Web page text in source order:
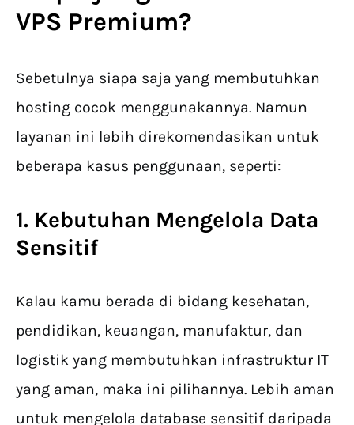
VPS Premium?
Sebetulnya siapa saja yang membutuhkan
hosting cocok menggunakannya. Namun
layanan ini lebih direkomendasikan untuk
beberapa kasus penggunaan, seperti:
1. Kebutuhan Mengelola Data
Sensitif
Kalau kamu berada di bidang kesehatan,
pendidikan, keuangan, manufaktur, dan
logistik yang membutuhkan infrastruktur IT
yang aman, maka ini pilihannya. Lebih aman
untuk mengelola database sensitif daripada